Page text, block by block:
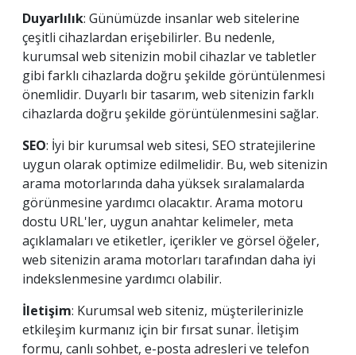
Duyarlılık: Günümüzde insanlar web sitelerine
çeşitli cihazlardan erişebilirler. Bu nedenle,
kurumsal web sitenizin mobil cihazlar ve tabletler
gibi farklı cihazlarda doğru şekilde görüntülenmesi
önemlidir. Duyarlı bir tasarım, web sitenizin farklı
cihazlarda doğru şekilde görüntülenmesini sağlar.
SEO: İyi bir kurumsal web sitesi, SEO stratejilerine
uygun olarak optimize edilmelidir. Bu, web sitenizin
arama motorlarında daha yüksek sıralamalarda
görünmesine yardımcı olacaktır. Arama motoru
dostu URL'ler, uygun anahtar kelimeler, meta
açıklamaları ve etiketler, içerikler ve görsel öğeler,
web sitenizin arama motorları tarafından daha iyi
indekslenmesine yardımcı olabilir.
İletişim: Kurumsal web siteniz, müşterilerinizle
etkileşim kurmanız için bir fırsat sunar. İletişim
formu, canlı sohbet, e-posta adresleri ve telefon